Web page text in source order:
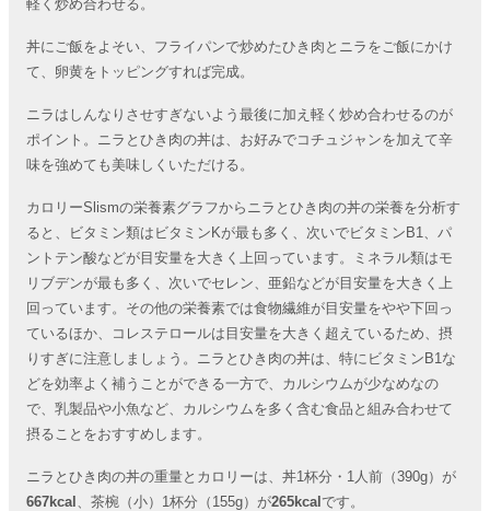
軽く炒め合わせる。
丼にご飯をよそい、フライパンで炒めたひき肉とニラをご飯にかけ
て、卵黄をトッピングすれば完成。
ニラはしんなりさせすぎないよう最後に加え軽く炒め合わせるのが
ポイント。ニラとひき肉の丼は、お好みでコチュジャンを加えて辛
味を強めても美味しくいただける。
カロリーSlismの栄養素グラフからニラとひき肉の丼の栄養を分析す
ると、ビタミン類はビタミンKが最も多く、次いでビタミンB1、パ
ントテン酸などが目安量を大きく上回っています。ミネラル類はモ
リブデンが最も多く、次いでセレン、亜鉛などが目安量を大きく上
回っています。その他の栄養素では食物繊維が目安量をやや下回っ
ているほか、コレステロールは目安量を大きく超えているため、摂
りすぎに注意しましょう。ニラとひき肉の丼は、特にビタミンB1な
どを効率よく補うことができる一方で、カルシウムが少なめなの
で、乳製品や小魚など、カルシウムを多く含む食品と組み合わせて
摂ることをおすすめします。
ニラとひき肉の丼の重量とカロリーは、丼1杯分・1人前（390g）が
667kcal 、茶椀（小）1杯分（155g）が265kcal です。